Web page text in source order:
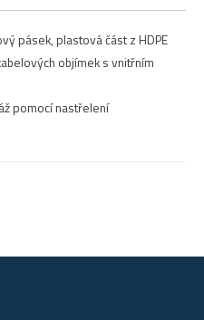
pásek, plastová část z HDPE
objímek s vnitřním
pomocí nastřelení